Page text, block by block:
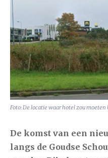
Foto: De locatie waar hotel zou moeten
De komst van een
langs de Goudse